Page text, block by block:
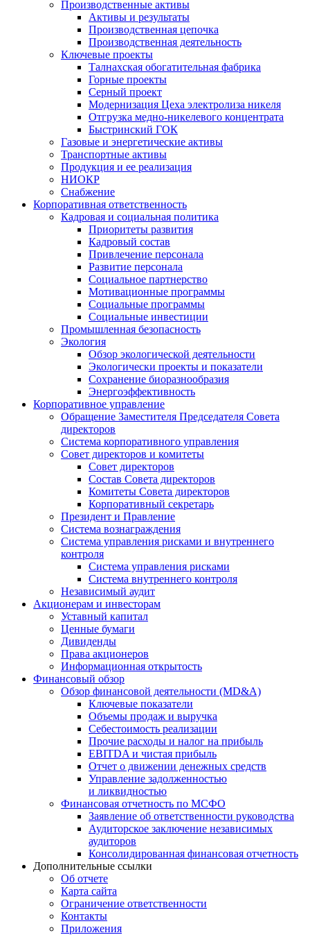
Производственные активы
Активы и результаты
Производственная цепочка
Производственная деятельность
Ключевые проекты
Талнахская обогатительная фабрика
Горные проекты
Серный проект
Модернизация Цеха электролиза никеля
Отгрузка медно-никелевого концентрата
Быстринский ГОК
Газовые и энергетические активы
Транспортные активы
Продукция и ее реализация
НИОКР
Снабжение
Корпоративная ответственность
Кадровая и социальная политика
Приоритеты развития
Кадровый состав
Привлечение персонала
Развитие персонала
Социальное партнерство
Мотивационные программы
Социальные программы
Социальные инвестиции
Промышленная безопасность
Экология
Обзор экологической деятельности
Экологически проекты и показатели
Сохранение биоразнообразия
Энергоэффективность
Корпоративное управление
Обращение Заместителя Председателя Совета
директоров
Система корпоративного управления
Совет директоров и комитеты
Совет директоров
Состав Совета директоров
Комитеты Совета директоров
Корпоративный секретарь
Президент и Правление
Система вознаграждения
Система управления рисками и внутреннего
контроля
Система управления рисками
Система внутреннего контроля
Независимый аудит
Акционерам и инвесторам
Уставный капитал
Ценные бумаги
Дивиденды
Права акционеров
Информационная открытость
Финансовый обзор
Обзор финансовой деятельности (MD&A)
Ключевые показатели
Объемы продаж и выручка
Себестоимость реализации
Прочие расходы и налог на прибыль
EBITDA и чистая прибыль
Отчет о движении денежных средств
Управление задолженностью
и ликвидностью
Финансовая отчетность по МСФО
Заявление об ответственности руководства
Аудиторское заключение независимых
аудиторов
Консолидированная финансовая отчетность
Дополнительные ссылки
Об отчете
Карта сайта
Ограничение ответственности
Контакты
Приложения